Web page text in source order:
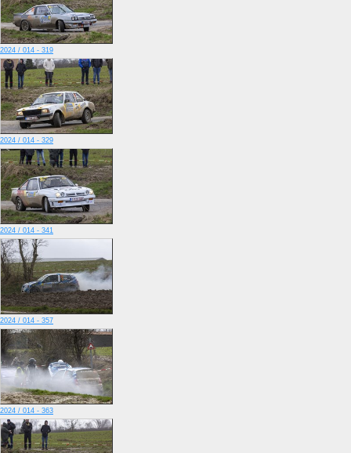
2024 / 014 - 319
2024 / 014 - 329
2024 / 014 - 341
2024 / 014 - 357
2024 / 014 - 363